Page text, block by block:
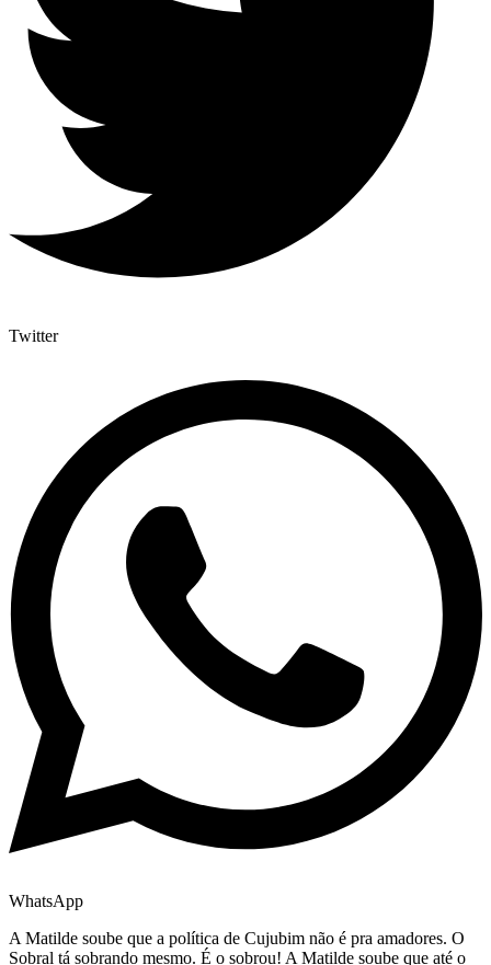
Twitter
WhatsApp
A Matilde soube que a política de Cujubim não é pra amadores. O
Sobral tá sobrando mesmo. É o sobrou! A Matilde soube que até o